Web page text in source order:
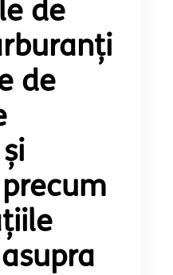
de
de